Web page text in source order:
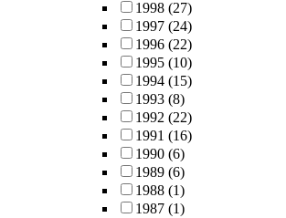
1998 (27)
1997 (24)
1996 (22)
1995 (10)
1994 (15)
1993 (8)
1992 (22)
1991 (16)
1990 (6)
1989 (6)
1988 (1)
1987 (1)